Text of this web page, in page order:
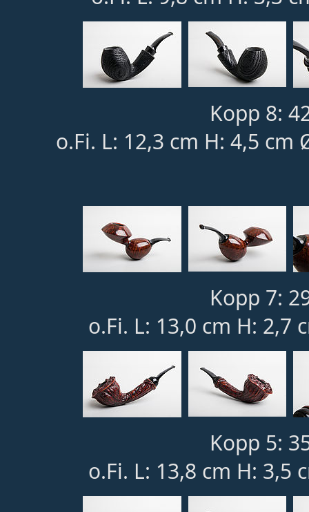
Kopp 8:
o.Fi. L: 12,3 cm H: 4,5
Kopp 7:
o.Fi. L: 13,0 cm H: 2,7
Kopp 5:
o.Fi. L: 13,8 cm H: 3,5